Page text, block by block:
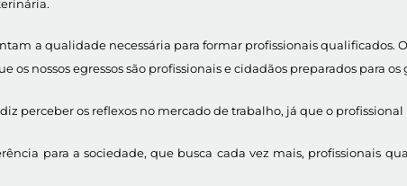
a qualidade necessária para formar profissionais qualificados.
os nossos egressos são profissionais e cidadãos preparados para
perceber os reflexos no mercado de trabalho, já que o
para a sociedade, que busca cada vez mais, profissionais